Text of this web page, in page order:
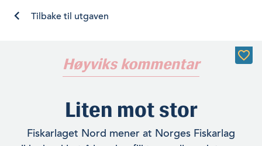
Tilbake til utgaven
Høyviks kommentar
Liten mot stor
Fiskarlaget Nord mener at Norges Fiskarlag